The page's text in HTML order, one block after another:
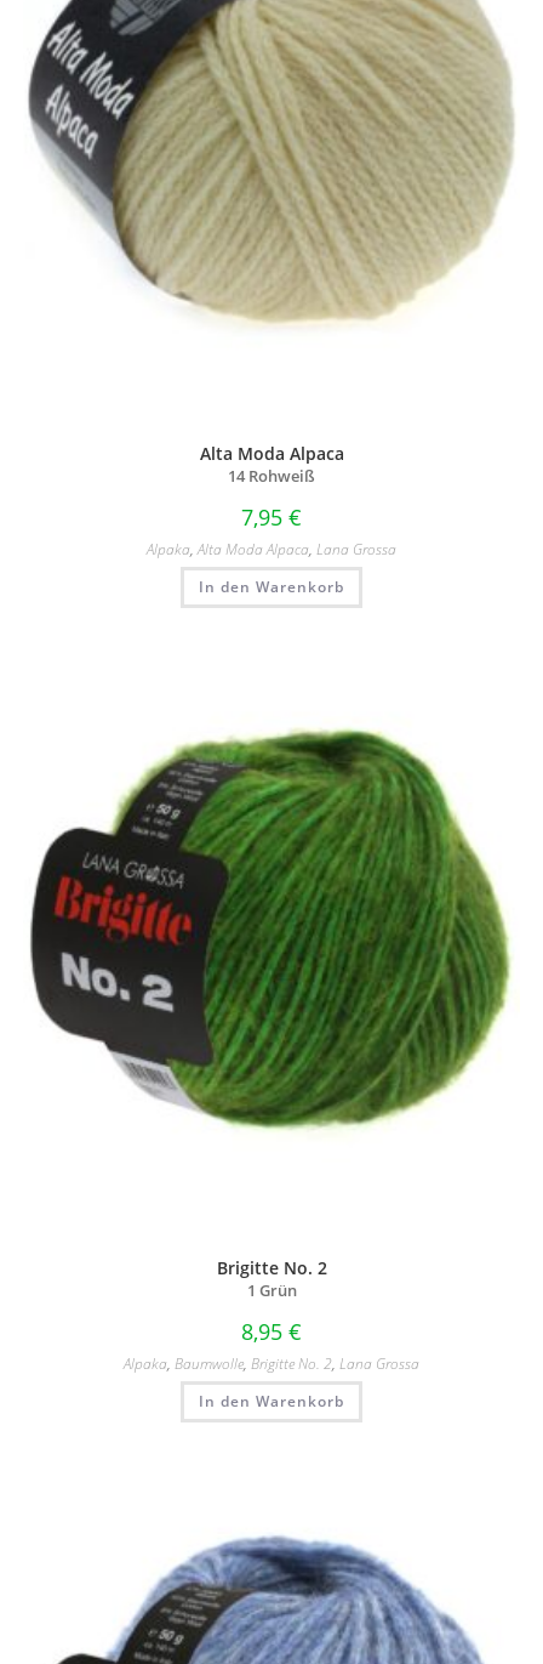
Alta Moda Alpaca
14 Rohweiß
7,95 €
Alpaka,Alta Moda Alpaca, Lana Grossa
In den Warenkorb
Brigitte No. 2
1 Grün
8,95 €
Alpaka, Baumwolle, Brigitte No. 2, Lana Grossa
In den Warenkorb